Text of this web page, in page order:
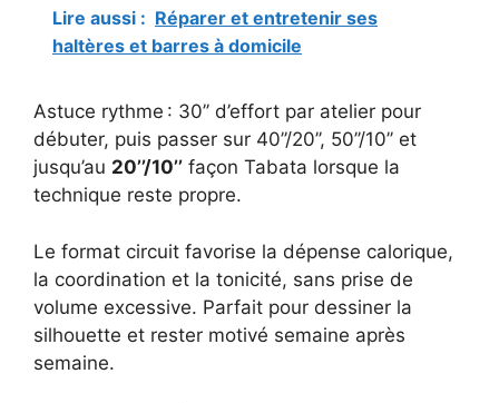
Lire aussi : Réparer et entretenir ses
haltères et barres à domicile
Astuce rythme : 30’’ d’effort par atelier pour
débuter, puis passer sur 40’’/20’’, 50’’/10’’ et
jusqu’au 20’’/10’’ façon Tabata lorsque la
technique reste propre.
Le format circuit favorise la dépense calorique,
la coordination et la tonicité, sans prise de
volume excessive. Parfait pour dessiner la
silhouette et rester motivé semaine après
semaine.